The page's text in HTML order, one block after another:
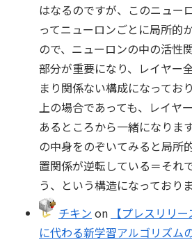
はなるのですが、このニュー
ってニューロンごとに局所的
ので、ニューロンの中の活性
部分が重要になり、レイヤー
まり関係ない構成になってお
上の場合であっても、レイヤ
あるところから一緒になりま
の中身をのぞいてみると局所
置関係が逆転している＝それ
う、という構造になっておりま
チキン on 【プレスリリ
に代わる新学習アルゴリズム